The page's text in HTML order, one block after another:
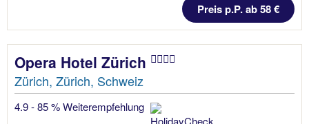
Preis p.P. ab 58 €
Opera Hotel Zürich
Zürich, Zürich, Schweiz
4.9 - 85 % Weiterempfehlung